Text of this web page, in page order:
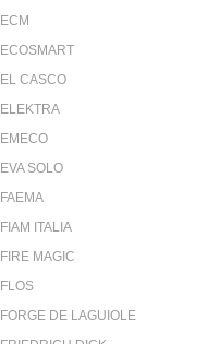
ECM
ECOSMART
EL CASCO
ELEKTRA
EMECO
EVA SOLO
FAEMA
FIAM ITALIA
FIRE MAGIC
FLOS
FORGE DE LAGUIOLE